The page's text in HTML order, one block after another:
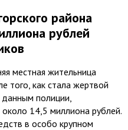
района
рублей
местная жительница
того, как стала жертвой
полиции,
14,5 миллиона рублей.
в особо крупном